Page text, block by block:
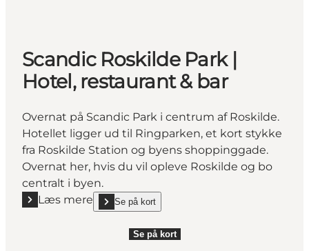
Scandic Roskilde Park |
Hotel, restaurant & bar
Overnat på Scandic Park i centrum af Roskilde.
Hotellet ligger ud til Ringparken, et kort stykke
fra Roskilde Station og byens shoppinggade.
Overnat her, hvis du vil opleve Roskilde og bo
centralt i byen.
Læs mere
Læs mere "Scandic Roskilde Park | Hotel, restaurant
Se på kort
show Scandic Roskilde Park | Hotel, restaurant &
Se på kort